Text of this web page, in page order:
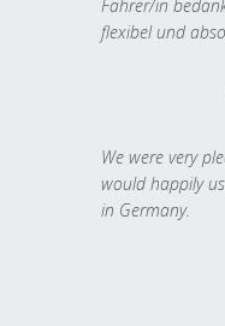
Fahrer/in
flexibel und
We were very
would happily
in Germany.